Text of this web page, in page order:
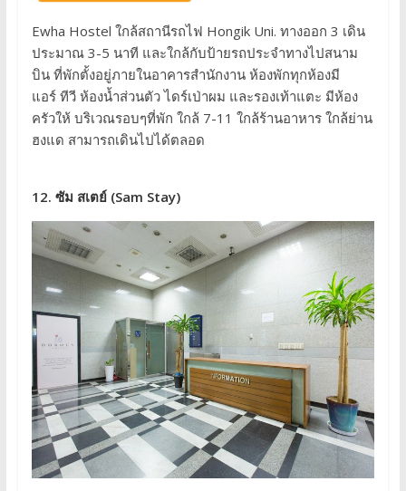
Ewha Hostel ใกล้สถานีรถไฟ Hongik Uni. ทางออก 3 เดิน
ประมาณ 3-5 นาที และใกล้กับป้ายรถประจำทางไปสนาม
บิน ที่พักตั้งอยู่ภายในอาคารสำนักงาน ห้องพักทุกห้องมี
แอร์ ทีวี ห้องน้ำส่วนตัว ไดร์เป่าผม และรองเท้าแตะ มีห้อง
ครัวให้ บริเวณรอบๆที่พัก ใกล้ 7-11 ใกล้ร้านอาหาร ใกล้ย่าน
ฮงแด สามารถเดินไปได้ตลอด
12. ซัม สเตย์ (Sam Stay)